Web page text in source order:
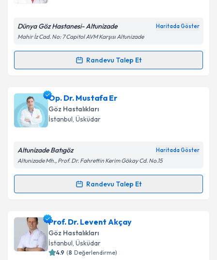
Kişisel verilerimin işlenmesine ilişkin
Metni'ni okudum ve kişisel verilerimin belirtilen
Takvim Talebini Gönder
Dünya Göz Hastanesi- Altunizade Haritada Göster
Mahir İz Cad. No: 7 Capitol AVM Karşısı Altunizade
Randevu Talep Et
Randevu Takvimi Talebi
Op. Dr. Serdar Turkekuliçin randevu takvimi talebi
oluşturun. Size bu uzmandan randevu almanız için bir
takvim hazırlandığında e-posta ile bilgilendireceğiz.
Kişisel verilerimin işlenmesine ilişkin
Metni'ni okudum ve kişisel verilerimin belirtilen
Takvim Talebini Gönder
Op. Dr. Mustafa Er
Göz Hastalıkları
İstanbul, Üsküdar
Altunizade Batıgöz Haritada Göster
Altunizade Mh., Prof. Dr. Fahrettin Kerim Gökay Cd. No.15
Randevu Talep Et
Randevu Takvimi Talebi
Op. Dr. Mustafa Eriçin randevu takvimi talebi
oluşturun. Size bu uzmandan randevu almanız için bir
takvim hazırlandığında e-posta ile bilgilendireceğiz.
Prof. Dr. Levent Akçay
Göz Hastalıkları
İstanbul, Üsküdar
4.9 (8 Değerlendirme)